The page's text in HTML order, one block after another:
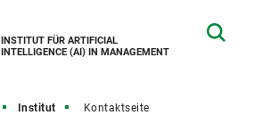
INSTITUT FÜR ARTIFICIAL
INTELLIGENCE (AI) IN MANAGEMENT
Institut Kontaktseite